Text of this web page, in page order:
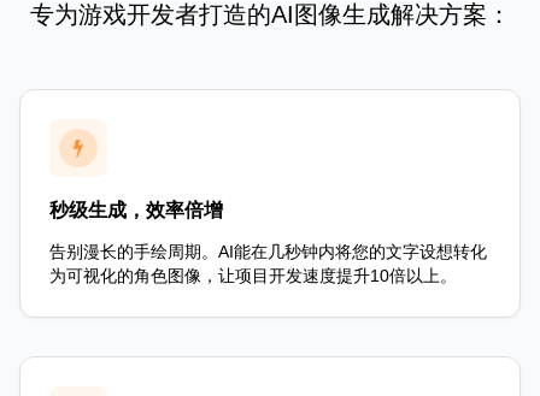
专为游戏开发者打造的AI图像生成解决方案：
秒级生成，效率倍增
告别漫长的手绘周期。AI能在几秒钟内将您的文字设想转化
为可视化的角色图像，让项目开发速度提升10倍以上。